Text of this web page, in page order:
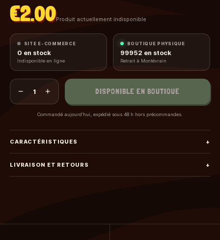
€2.00Produit actuellement indisponible
SITE E-COMMERCE
0 en stock
Indisponible en ligne
BOUTIQUE PHYSIQUE
99952 en stock
Retrait à Montévrain
− 1 + DISPONIBLE EN BOUTIQUE
Commandé aujourd’hui, expédié sous 48 h hors précommandes.
CARACTÉRISTIQUES +
LIVRAISON ET RETOURS +